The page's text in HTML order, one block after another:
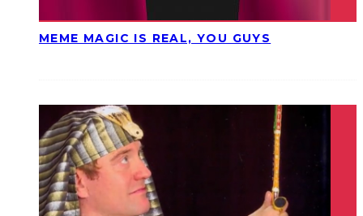
MEME MAGIC IS REAL, YOU GUYS